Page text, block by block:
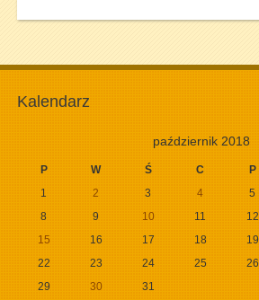
Kalendarz
październik 2018
P W Ś C P
1 2 3 4 5
8
9 10 11 12
15
16 17 18 19
22
23 24 25 26
29
30 31